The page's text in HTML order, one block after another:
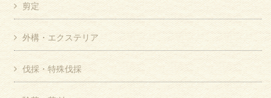
剪定
外構・エクステリア
伐採・特殊伐採